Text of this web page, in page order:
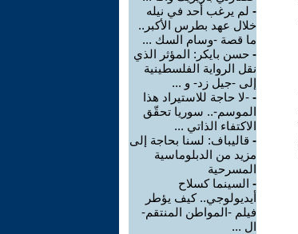
- لم يرغب أحد في نيله
خلال عهد بطرس الأكبر..
ما قصة -وسام السك ...
- حسن بايكر: المؤثر الذي
نقل الرواية الفلسطينية
إلى -جيل زد- و ...
- -لا حاجة للاستيراد هذا
الموسم-.. سوريا تحقّق
الاكتفاء الذاتي ...
- قاليباف: لسنا بحاجة إلى
مزيد من الدبلوماسية
المسرحية
- السينما كسلاح
أيديولوجي.. كيف يؤطر
فيلم -المواطن المنتقم-
ال ...